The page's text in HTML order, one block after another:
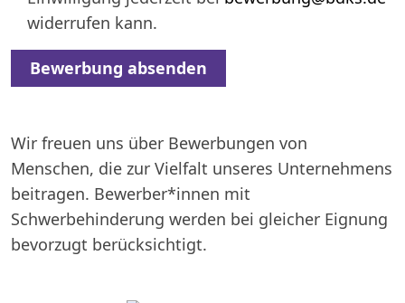
widerrufen kann.
Wir freuen uns über Bewerbungen von
Menschen, die zur Vielfalt unseres Unternehmens
beitragen. Bewerber*innen mit
Schwerbehinderung werden bei gleicher Eignung
bevorzugt berücksichtigt.